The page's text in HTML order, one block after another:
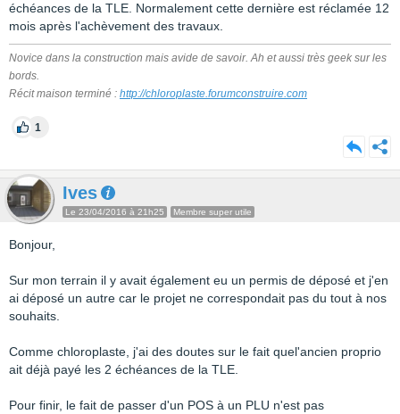
échéances de la TLE. Normalement cette dernière est réclamée 12
mois après l'achèvement des travaux.
Novice dans la construction mais avide de savoir. Ah et aussi très geek sur les
bords.
Récit maison terminé : http://chloroplaste.forumconstruire.com
1
Ives
Le 23/04/2016 à 21h25 Membre super utile
Bonjour,
Sur mon terrain il y avait également eu un permis de déposé et j'en
ai déposé un autre car le projet ne correspondait pas du tout à nos
souhaits.
Comme chloroplaste, j'ai des doutes sur le fait quel'ancien proprio
ait déjà payé les 2 échéances de la TLE.
Pour finir, le fait de passer d'un POS à un PLU n'est pas